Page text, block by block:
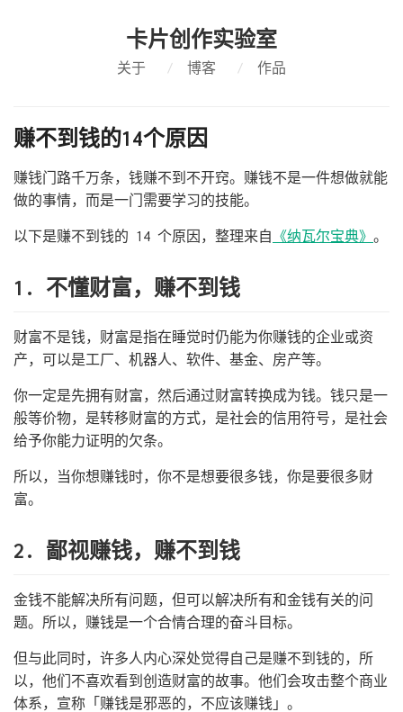
卡片创作实验室
关于 / 博客 / 作品
赚不到钱的14个原因
赚钱门路千万条，钱赚不到不开窍。赚钱不是一件想做就能
做的事情，而是一门需要学习的技能。
以下是赚不到钱的 14 个原因，整理来自 《纳瓦尔宝典》 。
1. 不懂财富，赚不到钱
财富不是钱，财富是指在睡觉时仍能为你赚钱的企业或资
产，可以是工厂、机器人、软件、基金、房产等。
你一定是先拥有财富，然后通过财富转换成为钱。钱只是一
般等价物，是转移财富的方式，是社会的信用符号，是社会
给予你能力证明的欠条。
所以，当你想赚钱时，你不是想要很多钱，你是要很多财
富。
2. 鄙视赚钱，赚不到钱
金钱不能解决所有问题，但可以解决所有和金钱有关的问
题。所以，赚钱是一个合情合理的奋斗目标。
但与此同时，许多人内心深处觉得自己是赚不到钱的，所
以，他们不喜欢看到创造财富的故事。他们会攻击整个商业
体系，宣称「赚钱是邪恶的，不应该赚钱」。